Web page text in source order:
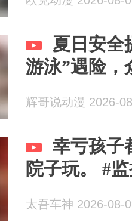
夏日安全
游泳”遇险，
辉哥说动漫 2026-
幸亏孩子
院子玩。 #
太吾车神 2026-08-